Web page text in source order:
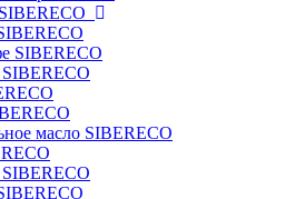
SIBERECO
масло SIBERECO